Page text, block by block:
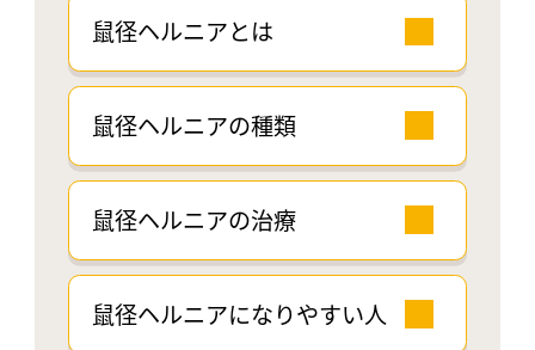
鼠径ヘルニアとは
鼠径ヘルニアの種類
鼠径ヘルニアの治療
鼠径ヘルニアになりやすい人